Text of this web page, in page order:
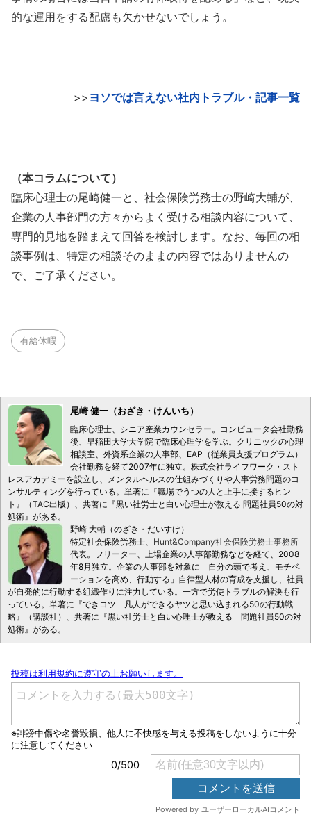
的な運用をする配慮も欠かせないでしょう。
>> ヨソでは言えない社内トラブル・記事一覧
（本コラムについて）
臨床心理士の尾崎健一と、社会保険労務士の野崎大輔が、
企業の人事部門の方々からよく受ける相談内容について、
専門的見地を踏まえて回答を検討します。なお、毎回の相
談事例は、特定の相談そのままの内容ではありませんの
で、ご了承ください。
有給休暇
尾崎 健一（おざき・けんいち）
臨床心理士、シニア産業カウンセラー。コンピュータ会社勤務
後、早稲田大学大学院で臨床心理学を学ぶ。クリニックの心理
相談室、外資系企業の人事部、EAP（従業員支援プログラム）
会社勤務を経て2007年に独立。株式会社ライフワーク・スト
レスアカデミーを設立し、メンタルヘルスの仕組みづくりや人事労務問題のコ
ンサルティングを行っている。単著に『職場でうつの人と上手に接するヒン
ト』（TAC出版）、共著に『黒い社労士と白い心理士が教える 問題社員50の対
処術』がある。
野崎 大輔（のざき・だいすけ）
特定社会保険労務士、 Hunt&Company社会保険労務士事務所
代表。フリーター、上場企業の人事部勤務などを経て、2008
年8月独立。企業の人事部を対象に「自分の頭で考え、モチベ
ーションを高め、行動する」自律型人材の育成を支援し、社員
が自発的に行動する組織作りに注力している。一方で労使トラブルの解決も行
っている。単著に『できコツ 凡人ができるヤツと思い込まれる50の行動戦
略』（講談社）、共著に『黒い社労士と白い心理士が教える 問題社員50の対
処術』がある。